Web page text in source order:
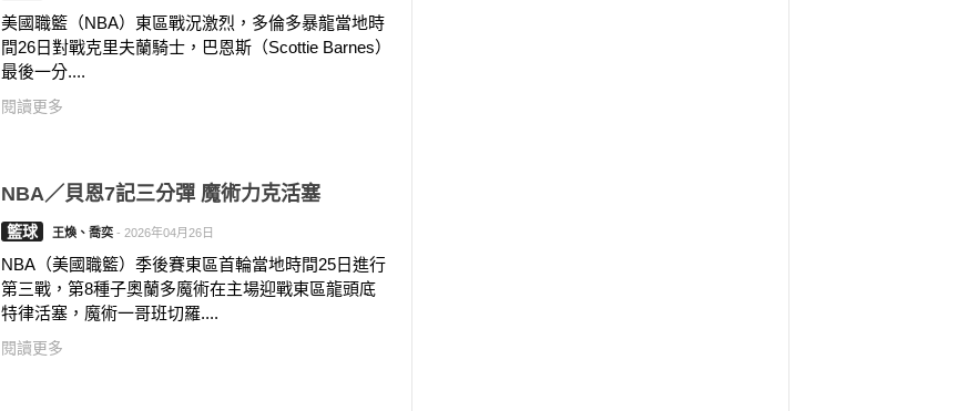
美國職籃（NBA）東區戰況激烈，多倫多暴龍當地時
間26日對戰克里夫蘭騎士，巴恩斯（Scottie Barnes）
最後一分....
閱讀更多
NBA／貝恩7記三分彈 魔術力克活塞
籃球 王煥、喬奕 - 2026年04月26日
NBA（美國職籃）季後賽東區首輪當地時間25日進行
第三戰，第8種子奧蘭多魔術在主場迎戰東區龍頭底
特律活塞，魔術一哥班切羅....
閱讀更多